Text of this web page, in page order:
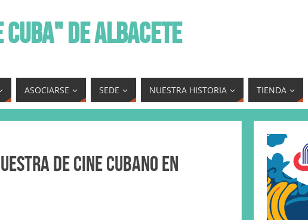
CUBA" DE ALBACETE
ASOCIARSE SEDE NUESTRA HISTORIA TIENDA
de Cine Cubano en